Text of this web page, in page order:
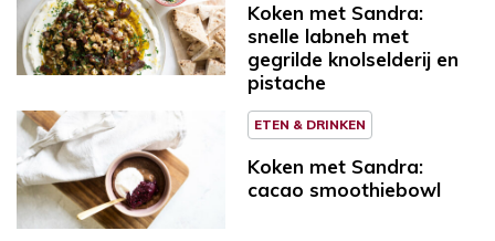
Koken met Sandra:
snelle labneh met
gegrilde knolselderij en
pistache
ETEN & DRINKEN
Koken met Sandra:
cacao smoothiebowl